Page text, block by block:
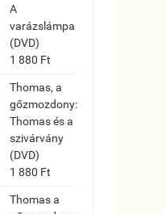
A
varázslámpa
(DVD)
1 880 Ft
Thomas, a
gőzmozdony:
Thomas és a
szivárvány
(DVD)
1 880 Ft
Thomas a